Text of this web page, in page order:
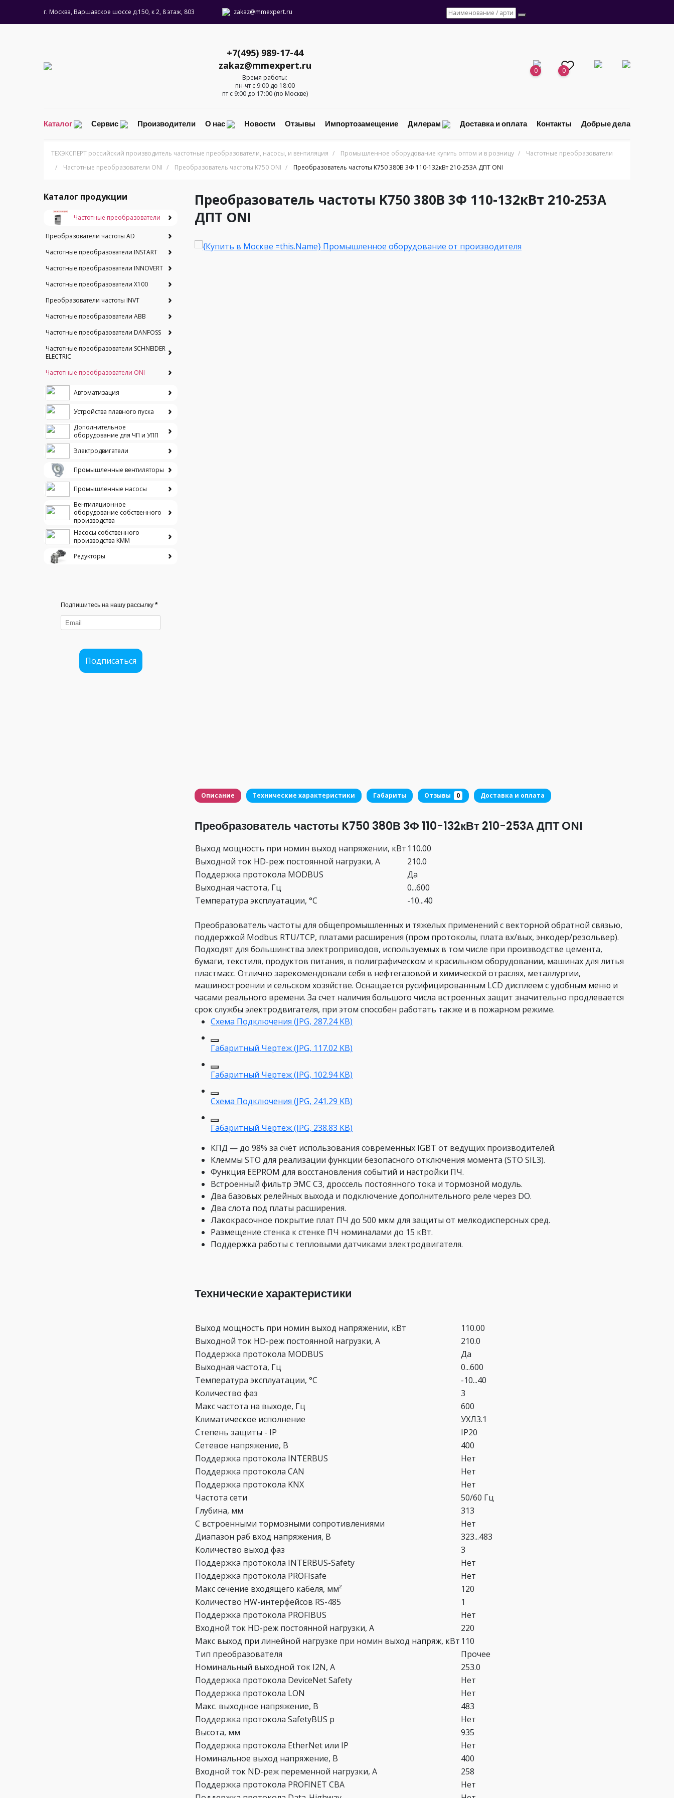
г. Москва, Варшавское шоссе д.150, к 2, 8 этаж, 803 zakaz@mmexpert.ru
+7(495) 989-17-44
zakaz@mmexpert.ru
Время работы:
пн-чт с 9:00 до 18:00
пт с 9:00 до 17:00 (по Москве)
0 0
Каталог Сервис Производители О нас Новости Отзывы Импортозамещение Дилерам Доставка и оплата Контакты Добрые дела
ТЕХЭКСПЕРТ российский производитель частотные преобразователи, насосы, и вентиляция / Промышленное оборудование купить оптом и в розницу /
Частотные преобразователи
/
Частотные преобразователи ONI / Преобразователь частоты K750 ONI / Преобразователь частоты K750 380В 3Ф 110-132кВт 210-253А ДПТ ONI
Каталог продукции
Частотные преобразователи
Преобразователи частоты AD
Частотные преобразователи INSTART
Частотные преобразователи INNOVERT
Частотные преобразователи Х100
Преобразователи частоты INVT
Частотные преобразователи ABB
Частотные преобразователи DANFOSS
Частотные преобразователи SCHNEIDER
ELECTRIC
Частотные преобразователи ONI
Автоматизация
Устройства плавного пуска
Дополнительное
оборудование для ЧП и УПП
Электродвигатели
Промышленные вентиляторы
Промышленные насосы
Вентиляционное
оборудование собственного
производства
Насосы собственного
производства KMM
Редукторы
Подпишитесь на нашу рассылку *
Подписаться
Преобразователь частоты K750 380В 3Ф 110-132кВт 210-253А
ДПТ ONI
Описание Технические характеристики Габариты Отзывы 0 Доставка и оплата
Преобразователь частоты K750 380В 3Ф 110-132кВт 210-253А ДПТ ONI
Выход мощность при номин выход напряжении, кВт 110.00
Выходной ток HD-реж постоянной нагрузки, А
210.0
Поддержка протокола MODBUS
Да
Выходная частота, Гц
0...600
Температура эксплуатации, °C
-10...40
Преобразователь частоты для общепромышленных и тяжелых применений с векторной обратной связью,
поддержкой Modbus RTU/TCP, платами расширения (пром протоколы, плата вх/вых, энкодер/резольвер).
Подходят для большинства электроприводов, используемых в том числе при производстве цемента,
бумаги, текстиля, продуктов питания, в полиграфическом и красильном оборудовании, машинах для литья
пластмасс. Отлично зарекомендовали себя в нефтегазовой и химической отраслях, металлургии,
машиностроении и сельском хозяйстве. Оснащается русифицированным LCD дисплеем с удобным меню и
часами реального времени. За счет наличия большого числа встроенных защит значительно продлевается
срок службы электродвигателя, при этом способен работать также и в пожарном режиме.
Схема Подключения (JPG, 287.24 KB)
Габаритный Чертеж (JPG, 117.02 KB)
Габаритный Чертеж (JPG, 102.94 KB)
Схема Подключения (JPG, 241.29 KB)
Габаритный Чертеж (JPG, 238.83 KB)
КПД — до 98% за счёт использования современных IGBT от ведущих производителей.
Клеммы STO для реализации функции безопасного отключения момента (STO SIL3).
Функция EEPROM для восстановления событий и настройки ПЧ.
Встроенный фильтр ЭМС С3, дроссель постоянного тока и тормозной модуль.
Два базовых релейных выхода и подключение дополнительного реле через DO.
Два слота под платы расширения.
Лакокрасочное покрытие плат ПЧ до 500 мкм для защиты от мелкодисперсных сред.
Размещение стенка к стенке ПЧ номиналами до 15 кВт.
Поддержка работы с тепловыми датчиками электродвигателя.
Технические характеристики
Выход мощность при номин выход напряжении, кВт
110.00
Выходной ток HD-реж постоянной нагрузки, А
210.0
Поддержка протокола MODBUS
Да
Выходная частота, Гц
0...600
Температура эксплуатации, °C
-10...40
Количество фаз
3
Макс частота на выходе, Гц
600
Климатическое исполнение
УХЛ3.1
Степень защиты - IP
IP20
Сетевое напряжение, В
400
Поддержка протокола INTERBUS
Нет
Поддержка протокола CAN
Нет
Поддержка протокола KNX
Нет
Частота сети
50/60 Гц
Глубина, мм
313
С встроенными тормозными сопротивлениями
Нет
Диапазон раб вход напряжения, В
323...483
Количество выход фаз
3
Поддержка протокола INTERBUS-Safety
Нет
Поддержка протокола PROFIsafe
Нет
Макс сечение входящего кабеля, мм²
120
Количество HW-интерфейсов RS-485
1
Поддержка протокола PROFIBUS
Нет
Входной ток HD-реж постоянной нагрузки, А
220
Макс выход при линейной нагрузке при номин выход напряж, кВт 110
Тип преобразователя
Прочее
Номинальный выходной ток I2N, А
253.0
Поддержка протокола DeviceNet Safety
Нет
Поддержка протокола LON
Нет
Макс. выходное напряжение, В
483
Поддержка протокола SafetyBUS p
Нет
Высота, мм
935
Поддержка протокола EtherNet или IP
Нет
Номинальное выход напряжение, В
400
Входной ток ND-реж переменной нагрузки, А
258
Поддержка протокола PROFINET CBA
Нет